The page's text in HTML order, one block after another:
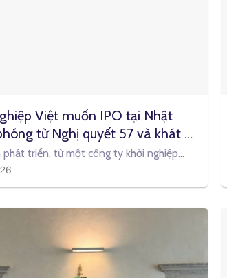
Việt muốn IPO tại Nhật
từ Nghị quyết 57 và khát
tầm toàn cầu
phát triển, từ một công ty khởi nghiệp
với